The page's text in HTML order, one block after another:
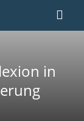
in